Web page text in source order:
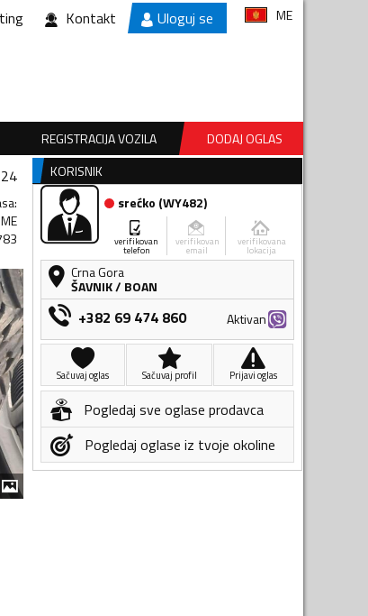
Kontakt Uloguj se ME
REGISTRACIJA VOZILA
DODAJ OGLAS
:
KORISNIK
srećko (WY482)
verifikovan
telefon
verifikovan
email
verifikovana
lokacija
Crna Gora
ŠAVNIK/ BOAN
+382 69 474 860 Aktivan
Sačuvaj oglas Sačuvaj profil Prijavi oglas
Pogledaj sve oglase prodavca
Pogledaj oglase iz tvoje okoline